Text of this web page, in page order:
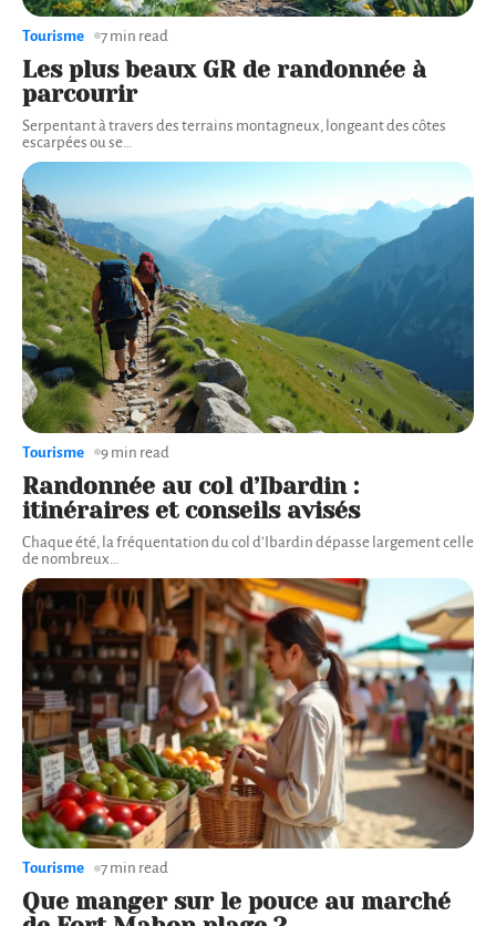
Les plus beaux GR de randonnée à
parcourir
Serpentant à travers des terrains montagneux, longeant des côtes
escarpées ou se
Tourisme 7 min read
Randonnée au col d’Ibardin :
itinéraires et conseils avisés
Chaque été, la fréquentation du col d’Ibardin dépasse largement celle
de nombreux
Tourisme 9 min read
Que manger sur le pouce au marché
Tourisme 7 min read